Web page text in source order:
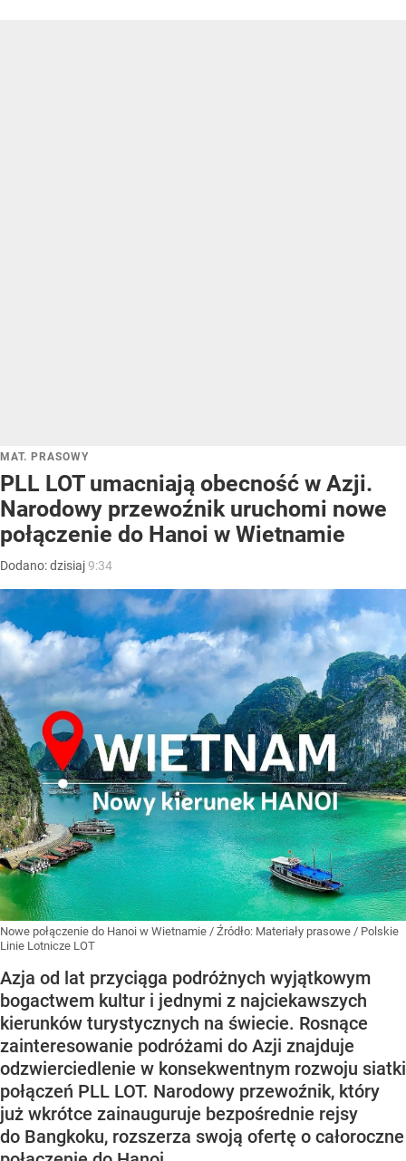
MAT. PRASOWY
PLL LOT umacniają obecność w Azji.
Narodowy przewoźnik uruchomi nowe
połączenie do Hanoi w Wietnamie
Dodano:dzisiaj9:34
Nowe połączenie do Hanoi w Wietnamie / Źródło: Materiały prasowe / Polskie
Linie Lotnicze LOT
Azja od lat przyciąga podróżnych wyjątkowym
bogactwem kultur i jednymi z najciekawszych
kierunków turystycznych na świecie. Rosnące
zainteresowanie podróżami do Azji znajduje
odzwierciedlenie w konsekwentnym rozwoju siatki
połączeń PLL LOT. Narodowy przewoźnik, który
już wkrótce zainauguruje bezpośrednie rejsy
do Bangkoku, rozszerza swoją ofertę o całoroczne